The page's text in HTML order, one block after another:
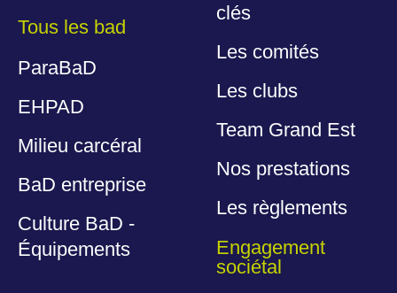
Tous les bad
ParaBaD
EHPAD
Milieu carcéral
BaD entreprise
Culture BaD -
Équipements
clés
Les comités
Les clubs
Team Grand Est
Nos prestations
Les règlements
Engagement
sociétal